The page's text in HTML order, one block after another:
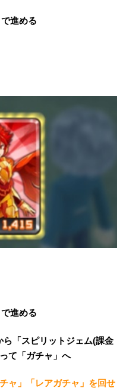
進める
進める
「スピリットジェム(課金
て「ガチャ」へ
ャ」「レアガチャ」を回せ